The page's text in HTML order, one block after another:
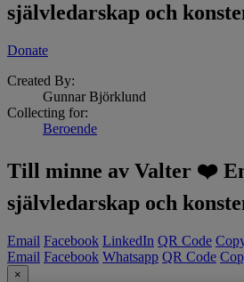
självledarskap och
Donate
Created By:
Gunnar Björklund
Collecting for:
Beroende
Till minne av Valter ❤️
självledarskap och
Email Facebook LinkedIn QR Code
Email Facebook Whatsapp QR Code
×